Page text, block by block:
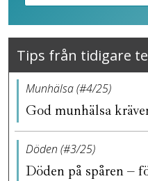
Tips från tidigare
Munhälsa (#4/25)
God munhälsa
Döden (#3/25)
Döden på spåren –